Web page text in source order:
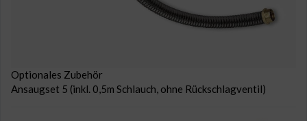
Optionales Zubehör
Ansaugset 5 (inkl. 0,5m Schlauch, ohne Rückschlagventil)